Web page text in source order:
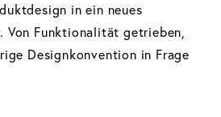
in ein neues
Funktionalität getrieben,
Designkonvention in Frage